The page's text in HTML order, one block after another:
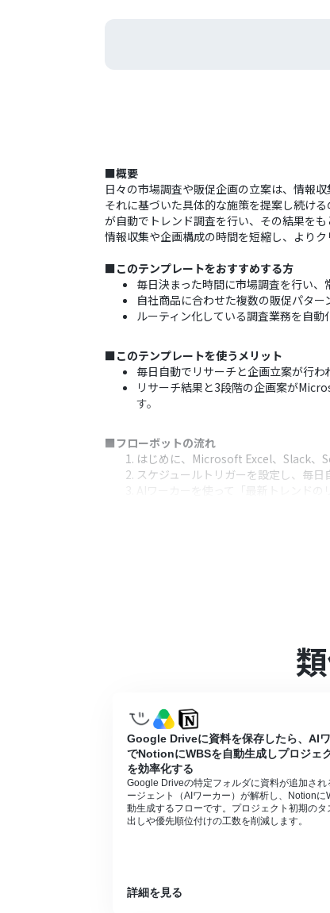
■概要
日々の市場調査や販促企画の立案は、情報
それに基づいた具体的な施策を提案し続け
が自動でトレンド調査を行い、その結果を
情報収集や企画構成の時間を短縮し、より
■このテンプレートをおすすめする方
毎日決まった時間に市場調査を行い
自社商品に合わせた複数の販促パタ
ルーティン化している調査業務を自
■このテンプレートを使うメリット
毎日自動でリサーチと企画立案が行
リサーチ結果と3段階の企画案が
す。
■フローボットの流れ
はじめに、Microsoft Excel、Slack、
スケジュールトリガーを設定し、毎日
AIワーカーを使って「最新トレンド
Microsoft Excel、Slack、SerpApi、
Microsoft365（旧Office365）には、
に失敗する可能性があります。
AIワーカーの基本設定は「【AIワーカ
AIワーカーの同時実行数・作成可能
AIワーカー内でご利用いただけるア
AIワーカーは、テスト実行でも本番
AIワーカーはスキルを詳細に設定す
Google Driveに資料を保存したら、AI
でNotionにWBSを自動生成しプロジェ
を効率化する
Google Driveの特定フォルダに資料が追加され
ージェント（AIワーカー）が解析し、Notionに
動生成するフローです。プロジェクト初期のタ
出しや優先順位付けの工数を削減します。
詳細を見る